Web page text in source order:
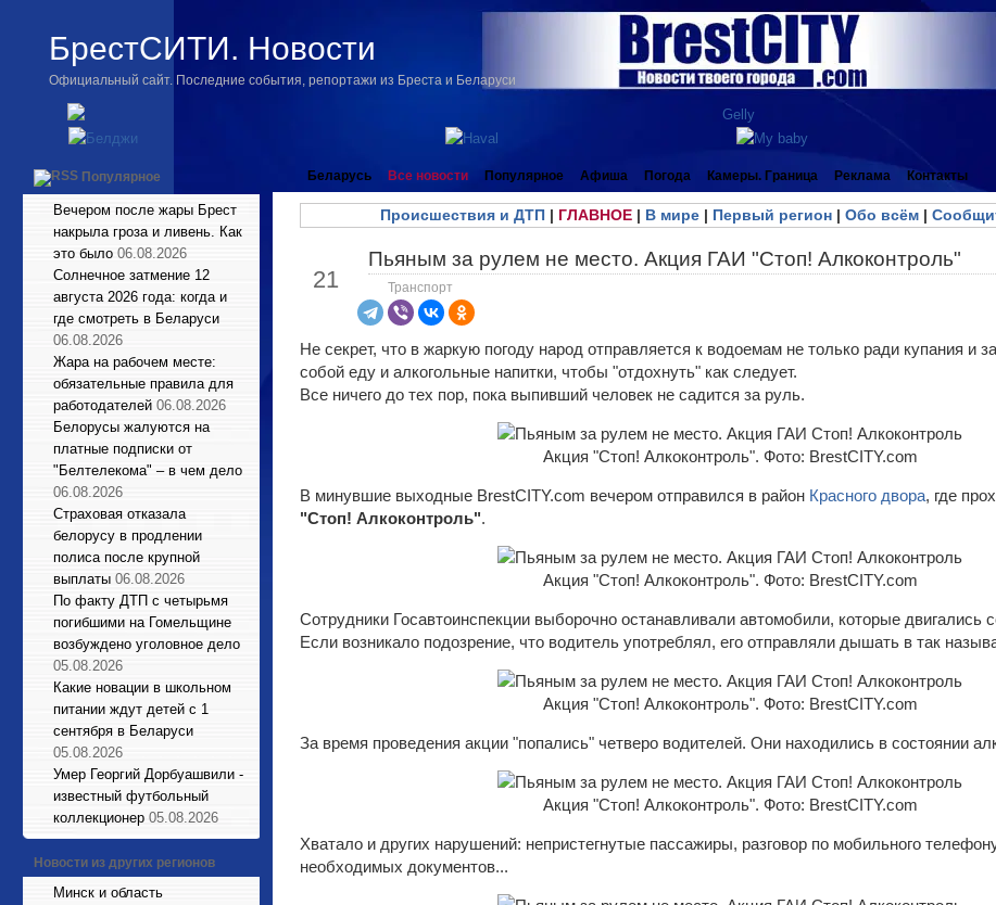
БрестСИТИ. Новости
Официальный сайт. Последние события, репортажи из Бреста и Беларуси
Популярное
Вечером после жары Брест
накрыла гроза и ливень. Как
это было 06.08.2026
Солнечное затмение 12
августа 2026 года: когда и
где смотреть в Беларуси
06.08.2026
Жара на рабочем месте:
обязательные правила для
работодателей 06.08.2026
Белорусы жалуются на
платные подписки от
"Белтелекома" – в чем дело
06.08.2026
Страховая отказала
белорусу в продлении
полиса после крупной
выплаты 06.08.2026
По факту ДТП с четырьмя
погибшими на Гомельщине
возбуждено уголовное дело
05.08.2026
Какие новации в школьном
питании ждут детей с 1
сентября в Беларуси
05.08.2026
Умер Георгий Дорбуашвили -
известный футбольный
коллекционер 05.08.2026
Новости из других регионов
Минск и область
Беларусь Все новости Популярное Афиша Погода Камеры. Граница Реклама Контакты
Происшествия и ДТП| ГЛАВНОЕ| В мире| Первый регион| Обо всём|
21
Пьяным за рулем не место. Акция ГАИ "Стоп! Алкоконтроль"
Транспорт
Не секрет, что в жаркую погоду народ отправляется к водоемам не только ради купания и
собой еду и алкогольные напитки, чтобы "отдохнуть" как следует.
Все ничего до тех пор, пока выпивший человек не садится за руль.
Акция "Стоп! Алкоконтроль". Фото: BrestCITY.com
В минувшие выходные BrestCITY.com вечером отправился в район Красного двора, где
"Стоп! Алкоконтроль".
Акция "Стоп! Алкоконтроль". Фото: BrestCITY.com
Сотрудники Госавтоинспекции выборочно останавливали автомобили, которые двигались
Если возникало подозрение, что водитель употреблял, его отправляли дышать в так
Акция "Стоп! Алкоконтроль". Фото: BrestCITY.com
За время проведения акции "попались" четверо водителей. Они находились в состоянии
Акция "Стоп! Алкоконтроль". Фото: BrestCITY.com
Хватало и других нарушений: непристегнутые пассажиры, разговор по мобильного
необходимых документов...